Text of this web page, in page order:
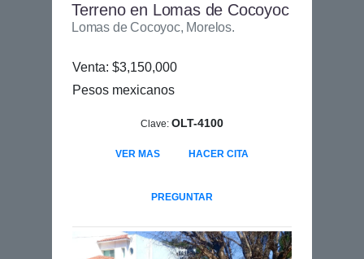
Terreno en Lomas de Cocoyoc
Lomas de Cocoyoc, Morelos.
Venta: $3,150,000
Pesos mexicanos
Clave: OLT-4100
VER MAS HACER CITA
PREGUNTAR